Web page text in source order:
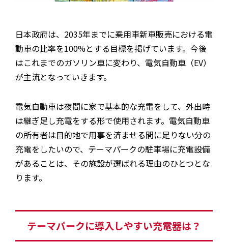
日本政府は、2035年までに乗用車新車販売における電
動車の比率を100%とする目標を掲げています。今後
はこれまでのガソリン車に変わり、電気自動車（EV）
が主流となっていきます。
電気自動車は夜間に家で基本的な充電をして、外出時
は継ぎ足し充電をする形で使用されます。電気自動車
の所有者は目的地で用事を済ませる間に足りない分の
充電をしたいので、テーマパークの駐車場に充電設備
があることは、その施設が選ばれる理由のひとつとな
ります。
テーマパークに導入しやすい充電器は？